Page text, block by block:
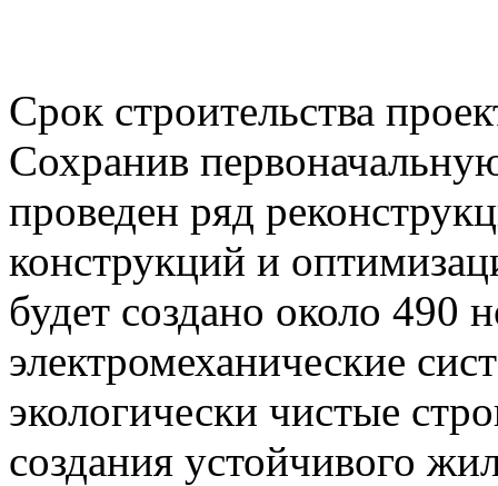
Срок строительства
Сохранив
проведен ряд
конструкций и
будет создано около 490
электромеханические
экологически чистые
создания устойчивого